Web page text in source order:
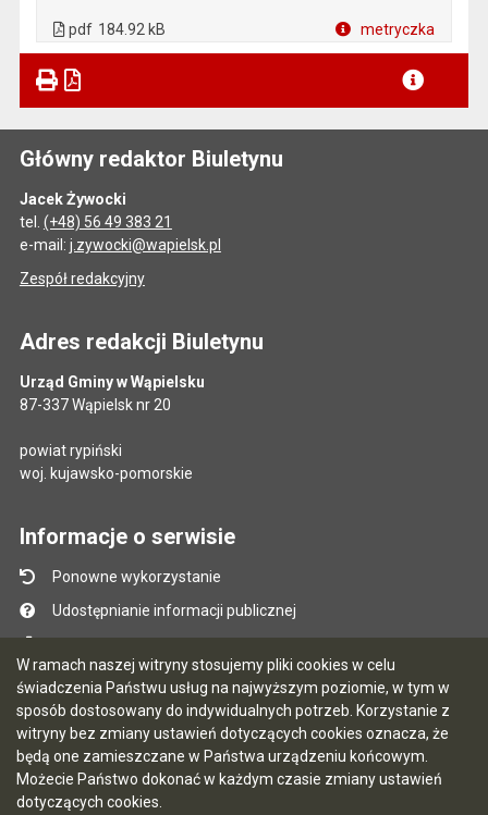
W ramach naszej witryny stosujemy pliki cookies w celu
świadczenia Państwu usług na najwyższym poziomie, w tym w
sposób dostosowany do indywidualnych potrzeb. Korzystanie z
witryny bez zmiany ustawień dotyczących cookies oznacza, że
będą one zamieszczane w Państwa urządzeniu końcowym.
Możecie Państwo dokonać w każdym czasie zmiany ustawień
dotyczących cookies.
pdf 184.92 kB metryczka
Główny redaktor Biuletynu
Jacek Żywocki
tel. (+48) 56 49 383 21
e-mail: j.zywocki@wapielsk.pl
Zespół redakcyjny
Adres redakcji Biuletynu
Urząd Gminy w Wąpielsku
87-337 Wąpielsk nr 20
powiat rypiński
woj. kujawsko-pomorskie
Informacje o serwisie
Ponowne wykorzystanie
Udostępnianie informacji publicznej
Mapa serwisu
Instrukcja obsługi
Statystyki oglądalności
Ostatnio dodane
Ostatnia aktualizacja BIP: 07.08.2026 13:39